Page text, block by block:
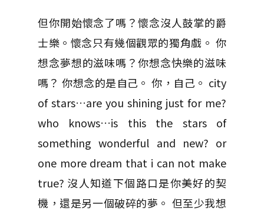
但你開始懷念了嗎？懷念沒人鼓掌的爵
士樂。懷念只有幾個觀眾的獨角戲。 你
想念夢想的滋味嗎？你想念快樂的滋味
嗎？ 你想念的是自己。 你，自己。 city
of stars…are you shining just for me?
who knows…is this the stars of
something wonderful and new? or
one more dream that i can not make
true? 沒人知道下個路口是你美好的契
機，還是另一個破碎的夢。 但至少我想